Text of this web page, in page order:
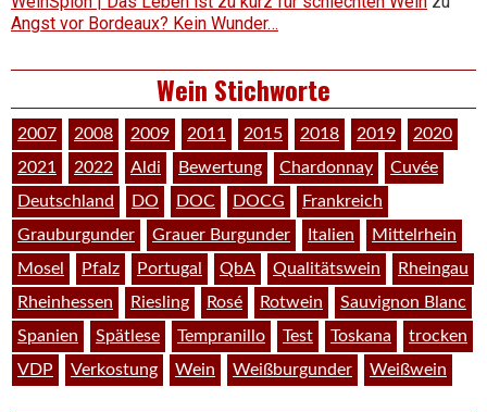
Angst vor Bordeaux? Kein Wunder…
Wein Stichworte
2007 2008 2009 2011 2015 2018 2019
2020
2021
2022 Aldi Bewertung Chardonnay
Cuvée
Deutschland
DO DOC DOCG
Frankreich
Grauburgunder
Grauer Burgunder Italien
Mittelrhein
Mosel
Pfalz Portugal QbA Qualitätswein
Rheingau
Rheinhessen
Riesling Rosé Rotwein
Sauvignon Blanc
Spanien
Spätlese Tempranillo Test Toskana
trocken
VDP
Verkostung Wein Weißburgunder Weißwein